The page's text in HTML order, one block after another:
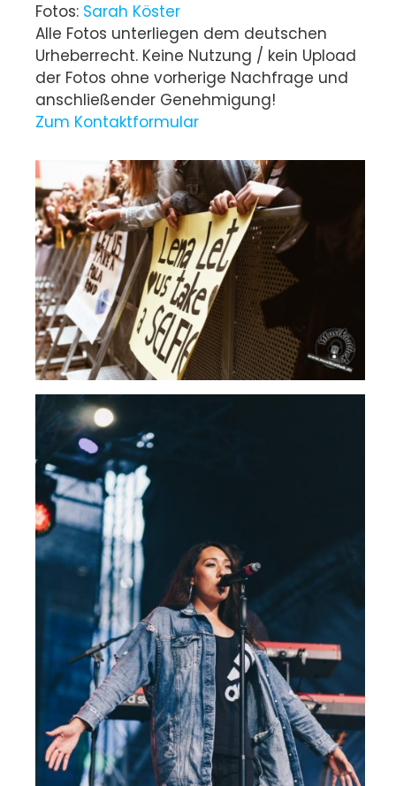
Fotos: Sarah Köster
Alle Fotos unterliegen dem deutschen
Urheberrecht. Keine Nutzung / kein Upload
der Fotos ohne vorherige Nachfrage und
anschließender Genehmigung!
Zum Kontaktformular